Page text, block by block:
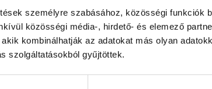
személyre szabásához, közösségi funkciók
közösségi média-, hirdető- és elemező
kombinálhatják az adatokat más olyan
szolgáltatásokból gyűjtöttek.